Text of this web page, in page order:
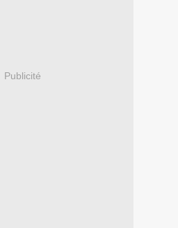
Publicité